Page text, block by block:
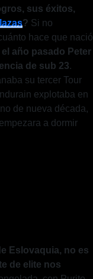
sus éxitos,
? Si no
hace que nació
el año pasado Peter
de sub 23.
su tercer Tour
explotaba en
de nueva década,
a dormir
Eslovaquia, no es
de elite nos